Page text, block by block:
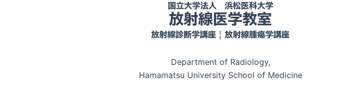
国立大学法人 浜松医科大学
放射線医学教室
放射線診断学講座 | 放射線腫瘍学講座
Department of Radiology,
Hamamatsu University School of Medicine